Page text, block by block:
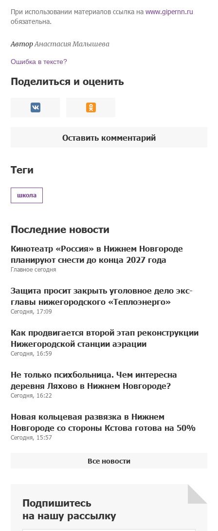
При использовании материалов ссылка наwww.gipernn.ru
обязательна.
АвторАнастасия Малышева
Ошибка в тексте?
Поделиться и оценить
Оставить комментарий
Теги
школа
Последние новости
Кинотеатр «Россия» в Нижнем Новгороде
планируют снести до конца 2027 года
Главное сегодня
Защита просит закрыть уголовное дело экс-
главы нижегородского «Теплоэнерго»
Сегодня, 17:09
Как продвигается второй этап реконструкции
Нижегородской станции аэрации
Сегодня, 16:59
Не только психбольница. Чем интересна
деревня Ляхово в Нижнем Новгороде?
Сегодня, 16:22
Новая кольцевая развязка в Нижнем
Новгороде со стороны Кстова готова на 50%
Сегодня, 15:57
Все новости
Подпишитесь
на нашу рассылку